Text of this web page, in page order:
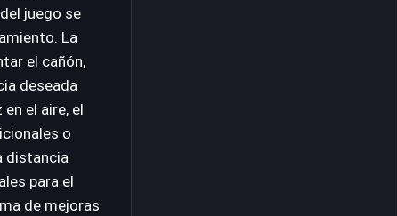
juego se
La
el cañón,
deseada
el aire, el
o
distancia
para el
de mejoras